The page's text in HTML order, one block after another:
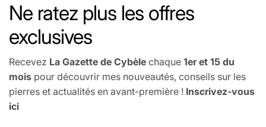
Ne ratez plus les offres
exclusives
Recevez La Gazette de Cybèle chaque 1er et 15 du
mois pour découvrir mes nouveautés, conseils sur les
pierres et actualités en avant-première ! Inscrivez-vous
ici